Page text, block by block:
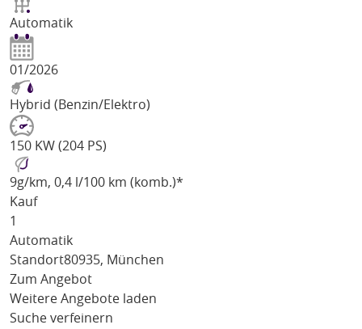
Automatik
01/2026
Hybrid (Benzin/Elektro)
150 KW (204 PS)
9g/km, 0,4 l/100 km (komb.)*
Kauf
1
Automatik
Standort80935, München
Zum Angebot
Weitere Angebote laden
Suche verfeinern